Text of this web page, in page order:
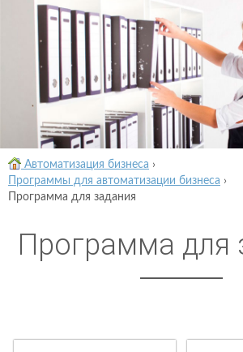
Автоматизация бизнеса ›
Программы для автоматизации бизнеса ›
Программа для задания
Программа для